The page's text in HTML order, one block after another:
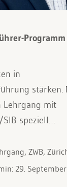
Programm
in
stärken.
Lehrgang mit
SIB speziell…
ZWB,
29.